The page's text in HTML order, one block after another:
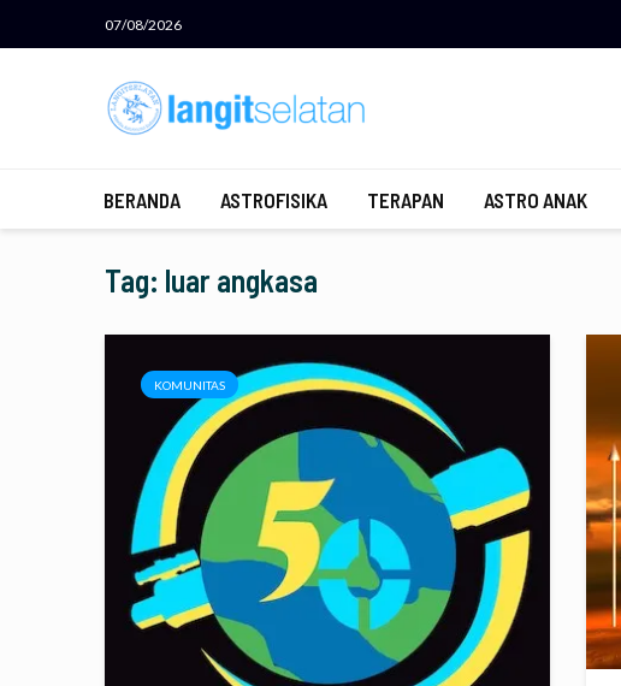
07/08/2026
BERANDA ASTROFISIKA TERAPAN ASTRO ANAK
Tag: luar angkasa
KOMUNITAS